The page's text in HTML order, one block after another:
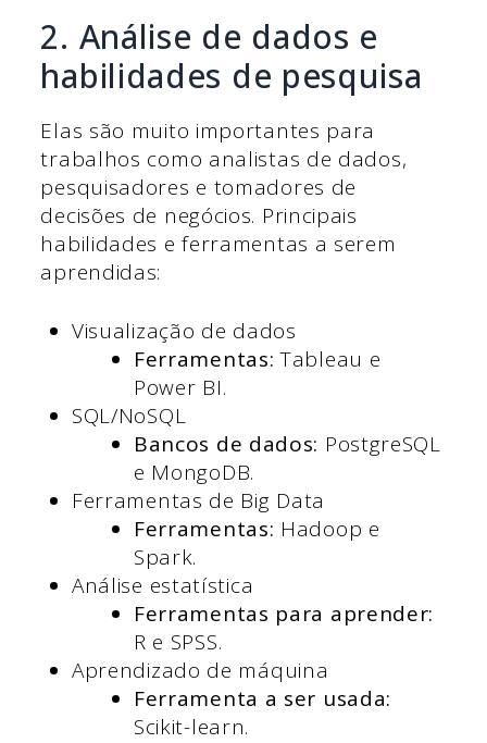
2. Análise de dados e
habilidades de pesquisa
Elas são muito importantes para
trabalhos como analistas de dados,
pesquisadores e tomadores de
decisões de negócios. Principais
habilidades e ferramentas a serem
aprendidas:
Visualização de dados
Ferramentas:Tableau e
Power BI.
SQL/NoSQL
Bancos de dados: PostgreSQL
e MongoDB.
Ferramentas de Big Data
Ferramentas: Hadoop e
Spark.
Análise estatística
Ferramentas para aprender:
R e SPSS.
Aprendizado de máquina
Ferramenta a ser usada:
Scikit-learn.